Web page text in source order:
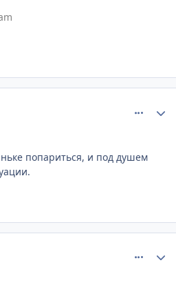
попариться, и под душем